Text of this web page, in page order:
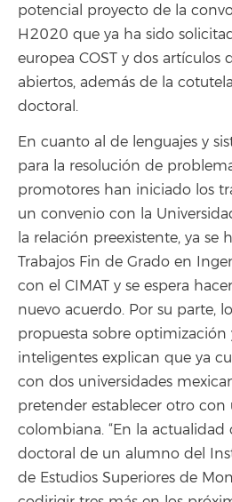
potencial proyecto de la
H2020 que ya ha sido
europea COST y dos artículos
abiertos, además de la
doctoral.
En cuanto al de lenguajes y
para la resolución de
promotores han iniciado los
un convenio con la
la relación preexistente, ya se
Trabajos Fin de Grado en
con el CIMAT y se espera
nuevo acuerdo. Por su parte,
propuesta sobre optimización
inteligentes explican que ya
con dos universidades
pretender establecer otro con
colombiana. “En la actualidad
doctoral de un alumno del
de Estudios Superiores de